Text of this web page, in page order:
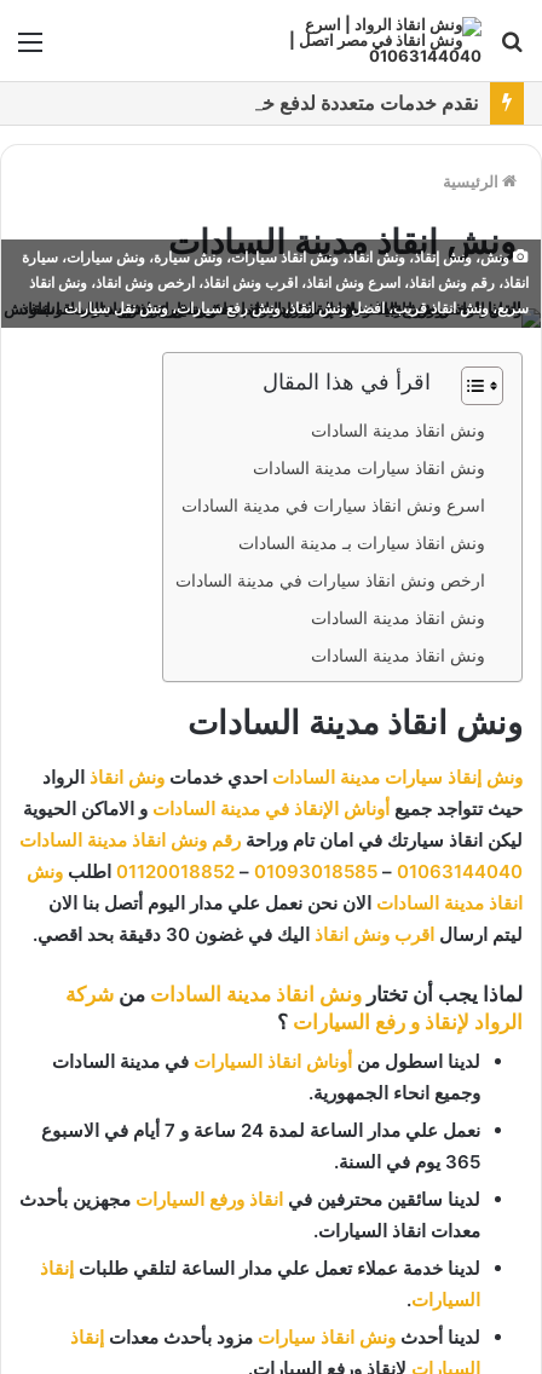
بحث
عن
الرئيسية
ونش انقاذ مدينة السادات
ونش، ونش إنقاذ، ونش انقاذ، ونش انقاذ سيارات، ونش سيارة، ونش سيارات، سيارة
انقاذ، رقم ونش انقاذ، اسرع ونش انقاذ، اقرب ونش انقاذ، ارخص ونش انقاذ، ونش انقاذ
سريع، ونش انقاذ قريب، افضل ونش انقاذ، ونش رفع سيارات، ونش نقل سيارات
اقرأ في هذا المقال
ونش انقاذ مدينة السادات
ونش انقاذ سيارات مدينة السادات
اسرع ونش انقاذ سيارات في مدينة السادات
ونش انقاذ سيارات بـ مدينة السادات
ارخص ونش انقاذ سيارات في مدينة السادات
ونش انقاذ مدينة السادات
ونش انقاذ مدينة السادات
ونش انقاذ مدينة السادات
ونش إنقاذ سيارات مدينة السادات احدي خدمات ونش انقاذ الرواد
حيث تتواجد جميع أوناش الإنقاذ في مدينة السادات و الاماكن الحيوية
ليكن انقاذ سيارتك في امان تام وراحة رقم ونش انقاذ مدينة السادات
01063144040
–
01093018585
–
01120018852 اطلب ونش
انقاذ مدينة السادات الان نحن نعمل علي مدار اليوم أتصل بنا الان
ليتم ارسال اقرب ونش انقاذ اليك في غضون 30 دقيقة بحد اقصي.
لماذا يجب أن تختار ونش انقاذ مدينة السادات من شركة
الرواد لإنقاذ و رفع السيارات ؟
لدينا اسطول من أوناش انقاذ السيارات في مدينة السادات
وجميع انحاء الجمهورية.
نعمل علي مدار الساعة لمدة 24 ساعة و 7 أيام في الاسبوع
365 يوم في السنة.
لدينا سائقين محترفين في انقاذ ورفع السيارات مجهزين بأحدث
معدات انقاذ السيارات.
لدينا خدمة عملاء تعمل علي مدار الساعة لتلقي طلبات إنقاذ
السيارات.
لدينا أحدث ونش انقاذ سيارات مزود بأحدث معدات إنقاذ
السيارات لانقاذ ورفع السيارات.